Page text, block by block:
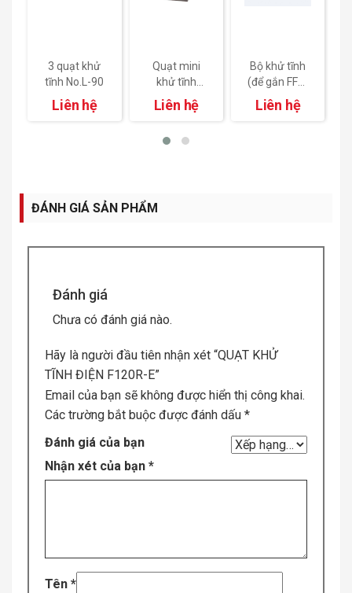
3 quạt khử
tĩnh No.L-90
Liên hệ
Quạt mini
khử tĩnh
(kèm chân
đỡ) No.F-
Liên hệ
Bộ khử tĩnh
(để gắn FFU)
No.FFU-250
Liên hệ
ĐÁNH GIÁ SẢN PHẨM
Đánh giá
Chưa có đánh giá nào.
Hãy là người đầu tiên nhận xét “QUẠT KHỬ
TĨNH ĐIỆN F120R-E”
Email của bạn sẽ không được hiển thị công khai.
Các trường bắt buộc được đánh dấu *
Đánh giá của bạn
Nhận xét của bạn *
Tên *